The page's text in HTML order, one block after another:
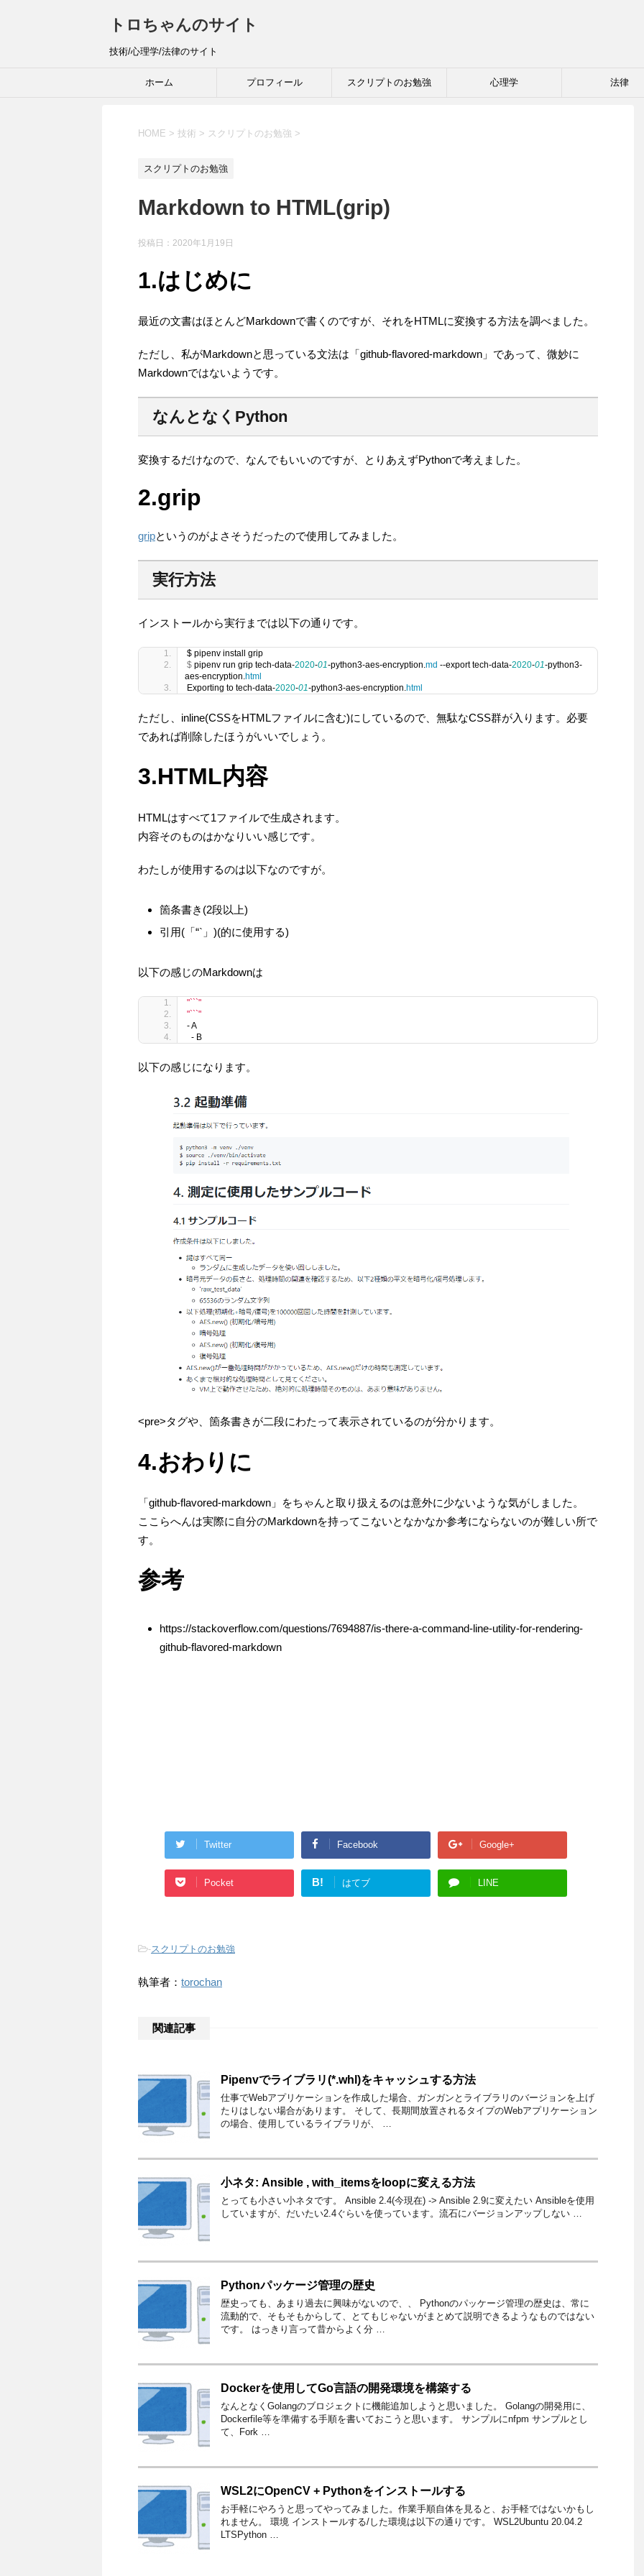
トロちゃんのサイト
技術/心理学/法律のサイト
ホーム プロフィール スクリプトのお勉強 心理学 法律
HOME > 技術 > スクリプトのお勉強 >
スクリプトのお勉強
Markdown to HTML(grip)
投稿日： 2020年1月19日
1.はじめに
最近の文書はほとんどMarkdownで書くのですが、それをHTMLに変換する方法を調べました。
ただし、私がMarkdownと思っている文法は「github-flavored-markdown」であって、微妙に
Markdownではないようです。
なんとなくPython
変換するだけなので、なんでもいいのですが、とりあえずPythonで考えました。
2.grip
gripというのがよさそうだったので使用してみました。
実行方法
インストールから実行までは以下の通りです。
$ pipenv install grip
$ pipenv run grip tech-data-2020-01-python3-aes-encryption.md --export tech-data-2020-01-python3-
aes-encryption.html
Exporting to tech-data-2020-01-python3-aes-encryption.html
ただし、inline(CSSをHTMLファイルに含む)にしているので、無駄なCSS群が入ります。必要
であれば削除したほうがいいでしょう。
3.HTML内容
HTMLはすべて1ファイルで生成されます。
内容そのものはかなりいい感じです。
わたしが使用するのは以下なのですが。
箇条書き(2段以上)
引用(「“`」)(的に使用する)
以下の感じのMarkdownは
"```"
"```"
- A
  - B
以下の感じになります。
<pre>タグや、箇条書きが二段にわたって表示されているのが分かります。
4.おわりに
「github-flavored-markdown」をちゃんと取り扱えるのは意外に少ないような気がしました。
ここらへんは実際に自分のMarkdownを持ってこないとなかなか参考にならないのが難しい所で
す。
参考
https://stackoverflow.com/questions/7694887/is-there-a-command-line-utility-for-rendering-
github-flavored-markdown
Twitter Facebook Google+
Pocket B! はてブ LINE
-スクリプトのお勉強
執筆者： torochan
関連記事
Pipenvでライブラリ(*.whl)をキャッシュする方法
仕事でWebアプリケーションを作成した場合、ガンガンとライブラリのバージョンを上げ
たりはしない場合があります。 そして、長期間放置されるタイプのWebアプリケーション
の場合、使用しているライブラリが、 …
小ネタ: Ansible , with_itemsをloopに変える方法
とっても小さい小ネタです。 Ansible 2.4(今現在) -> Ansible 2.9に変えたい Ansibleを使用
していますが、だいたい2.4ぐらいを使っています。流石にバージョンアップしない …
Pythonパッケージ管理の歴史
歴史っても、あまり過去に興味がないので、、 Pythonのパッケージ管理の歴史は、常に
流動的で、そもそもからして、とてもじゃないがまとめて説明できるようなものではない
です。 はっきり言って昔からよく分 …
Dockerを使用してGo言語の開発環境を構築する
なんとなくGolangのブロジェクトに機能追加しようと思いました。 Golangの開発用に、
Dockerfile等を準備する手順を書いておこうと思います。 サンプルにnfpm サンプルとし
て、Fork …
WSL2にOpenCV + Pythonをインストールする
お手軽にやろうと思ってやってみました。作業手順自体を見ると、お手軽ではないかもし
れません。 環境 インストールする/した環境は以下の通りです。 WSL2Ubuntu 20.04.2
LTSPython …